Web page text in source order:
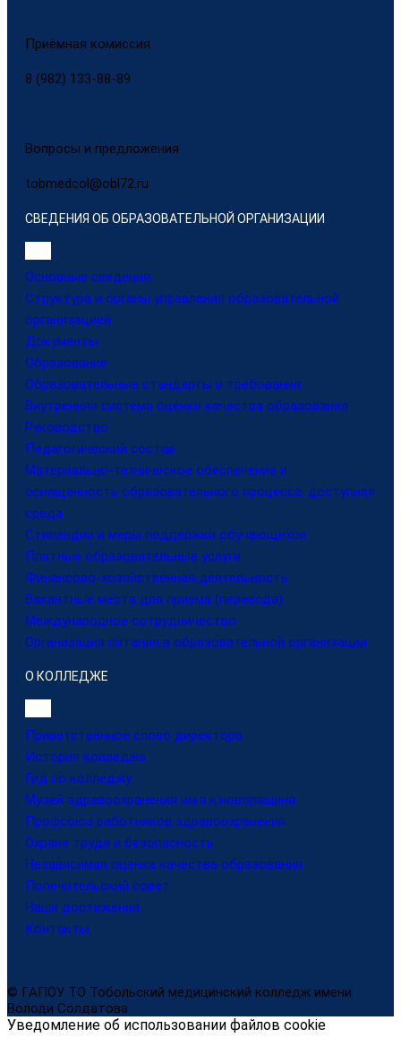
Приёмная комиссия
8 (982) 133-88-89
Вопросы и предложения
tobmedcol@obl72.ru
СВЕДЕНИЯ ОБ ОБРАЗОВАТЕЛЬНОЙ ОРГАНИЗАЦИИ
Основные сведения
Структура и органы управления образовательной
организацией
Документы
Образование
Образовательные стандарты и требования
Внутренняя система оценки качества образования
Руководство
Педагогический состав
Материально-техническое обеспечение и
оснащенность образовательного процесса. доступная
среда
Стипендии и меры поддержки обучающихся
Платные образовательные услуги
Финансово-хозяйственная деятельность
Вакантные места для приема (перевода)
Международное сотрудничество
Организация питания в образовательной организации
О КОЛЛЕДЖЕ
Приветственное слово директора
История колледжа
Гид по колледжу
Музей здравоохранения им.а.к.новопашина
Профсоюз работников здравоохранения
Охрана труда и безопасность
Независимая оценка качества образования
Попечительский совет
Наши достижения
Контакты
© ГАПОУ ТО Тобольский медицинский колледж имени
Володи Солдатова
Уведомление об использовании файлов cookie